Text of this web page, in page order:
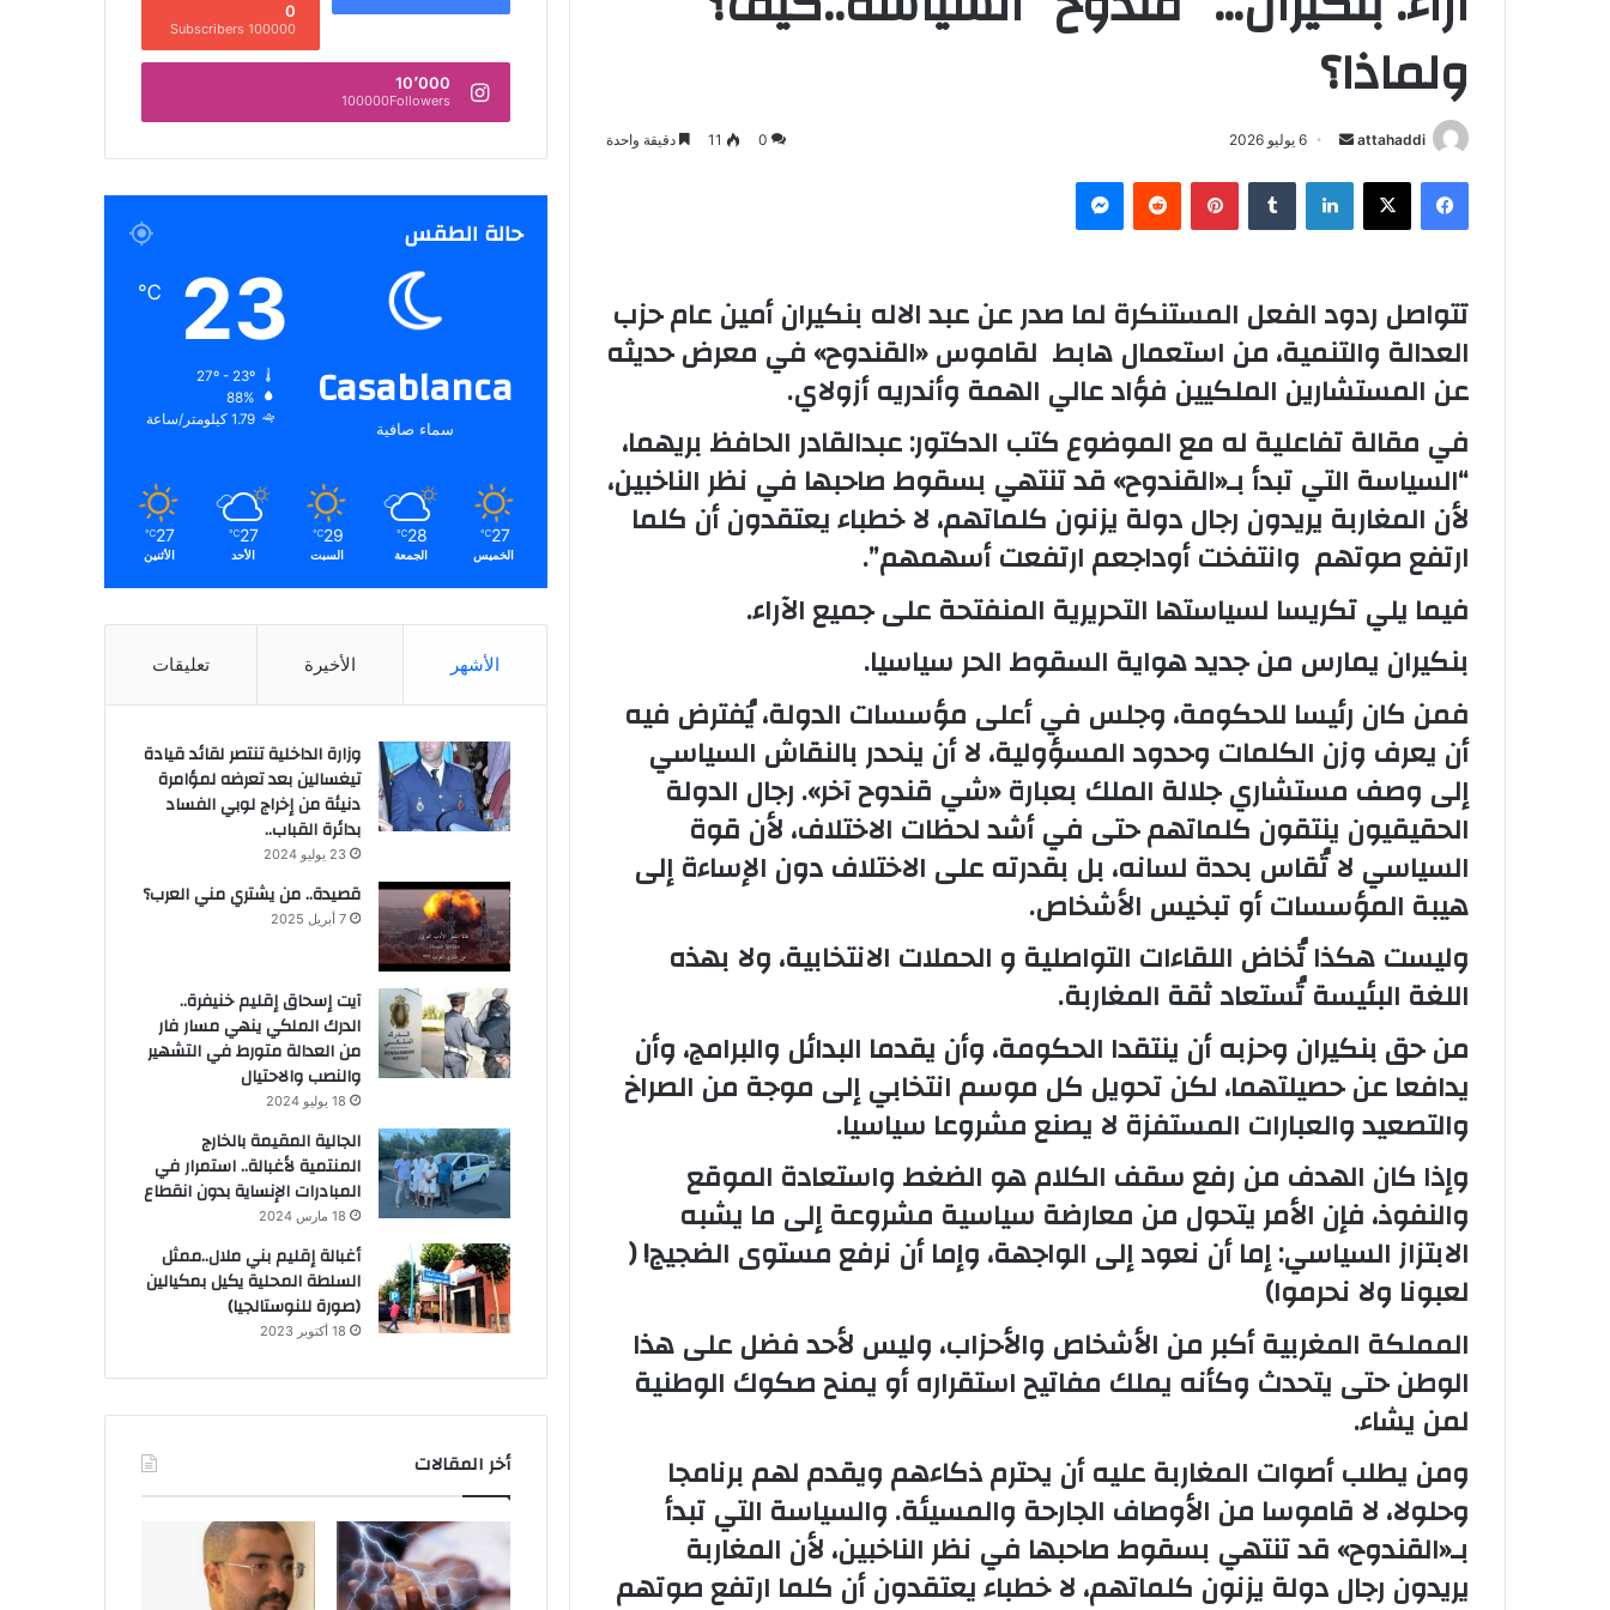
ولماذا؟
attahaddi
ي
د
إ
ك
ت
ر
ن
ي
6 يوليو 2026 0
11 دقيقة واحدة
فيسبوك لينكدإن بينتيريست
تتواصل ردود الفعل المستنكرة لما صدر عن عبد الاله بنكيران أمين عام حزب
العدالة والتنمية، من استعمال هابط لقاموس «القندوح» في معرض حديثه
عن المستشارين الملكيين فؤاد عالي الهمة وأندريه أزولاي.
في مقالة تفاعلية له مع الموضوع كتب الدكتور: عبدالقادر الحافظ بريهما،
“السياسة التي تبدأ بـ«القندوح» قد تنتهي بسقوط صاحبها في نظر الناخبين،
لأن المغاربة يريدون رجال دولة يزنون كلماتهم، لا خطباء يعتقدون أن كلما
ارتفع صوتهم وانتفخت أوداجعم ارتفعت أسهمهم”.
فيما يلي تكريسا لسياستها التحريرية المنفتحة على جميع الآراء.
بنكيران يمارس من جديد هواية السقوط الحر سياسيا.
فمن كان رئيسا للحكومة، وجلس في أعلى مؤسسات الدولة، يُفترض فيه
أن يعرف وزن الكلمات وحدود المسؤولية، لا أن ينحدر بالنقاش السياسي
إلى وصف مستشاري جلالة الملك بعبارة «شي قندوح آخر». رجال الدولة
الحقيقيون ينتقون كلماتهم حتى في أشد لحظات الاختلاف، لأن قوة
السياسي لا تُقاس بحدة لسانه، بل بقدرته على الاختلاف دون الإساءة إلى
هيبة المؤسسات أو تبخيس الأشخاص.
وليست هكذا تُخاض اللقاءات التواصلية و الحملات الانتخابية، ولا بهذه
اللغة البئيسة تُستعاد ثقة المغاربة.
من حق بنكيران وحزبه أن ينتقدا الحكومة، وأن يقدما البدائل والبرامج، وأن
يدافعا عن حصيلتهما، لكن تحويل كل موسم انتخابي إلى موجة من الصراخ
والتصعيد والعبارات المستفزة لا يصنع مشروعا سياسيا.
وإذا كان الهدف من رفع سقف الكلام هو الضغط واستعادة الموقع
والنفوذ، فإن الأمر يتحول من معارضة سياسية مشروعة إلى ما يشبه
الابتزاز السياسي: إما أن نعود إلى الواجهة، وإما أن نرفع مستوى الضجيج! (
لعبونا ولا نحرموا)
المملكة المغربية أكبر من الأشخاص والأحزاب، وليس لأحد فضل على هذا
الوطن حتى يتحدث وكأنه يملك مفاتيح استقراره أو يمنح صكوك الوطنية
لمن يشاء.
ومن يطلب أصوات المغاربة عليه أن يحترم ذكاءهم ويقدم لهم برنامجا
وحلولا، لا قاموسا من الأوصاف الجارحة والمسيئة. والسياسة التي تبدأ
بـ«القندوح» قد تنتهي بسقوط صاحبها في نظر الناخبين، لأن المغاربة
يريدون رجال دولة يزنون كلماتهم، لا خطباء يعتقدون أن كلما ارتفع صوتهم
0
100000 Subscribers
10٬000
100000Followers
حالة الطقس
Casablanca
سماء صافية
23
℃
88%
1.79 كيلومتر/ساعة
27
℃
الخميس
28
℃
الجمعة
29
℃
السبت
27
℃
الأحد
27
℃
الأثنين
الأشهر الأخيرة تعليقات
وزارة الداخلية تنتصر لقائد قيادة
تيغسالين بعد تعرضه لمؤامرة
دنيئة من إخراج لوبي الفساد
بدائرة القباب..
23 يوليو 2024
قصيدة.. من يشتري مني العرب؟
7 أبريل 2025
آيت إسحاق إقليم خنيفرة..
الدرك الملكي ينهي مسار فار
من العدالة متورط في التشهير
والنصب والاحتيال
18 يوليو 2024
الجالية المقيمة بالخارج
المنتمية لأغبالة.. استمرار في
المبادرات الإنساية بدون انقطاع
18 مارس 2024
أغبالة إقليم بني ملال..ممثل
السلطة المحلية يكيل بمكيالين
(صورة للنوستالجيا)
18 أكتوبر 2023
أخر المقالات